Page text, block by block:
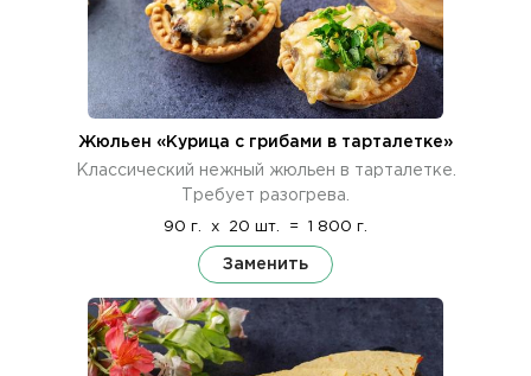
Жюльен «Курица с грибами в тарталетке»
Классический нежный жюльен в тарталетке.
Требует разогрева.
90 г. x 20 шт. = 1 800 г.
Заменить